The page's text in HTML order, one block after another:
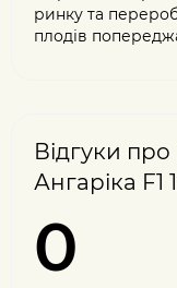
ринку та
плодів
Відгуки
Ангаріка F1
0